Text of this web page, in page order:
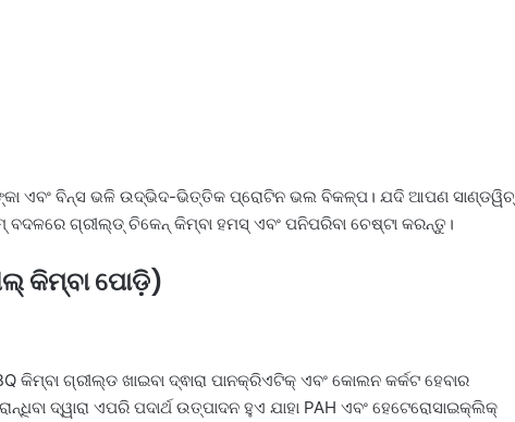
ଏବଂ ବିନ୍ସ ଭଳି ଉଦ୍ଭିଦ-ଭିତ୍ତିକ ପ୍ରୋଟିନ ଭଲ ବିକଳ୍ପ। ଯଦି ଆପଣ ସାଣ୍ଡୱିଚ୍
ବଦଳରେ ଗ୍ରୀଲ୍ଡ୍ ଚିକେନ୍ କିମ୍ବା ହମସ୍ ଏବଂ ପନିପରିବା ଚେଷ୍ଟା କରନ୍ତୁ।
କିମ୍ବା ପୋଡ଼ି)
କିମ୍ବା ଗ୍ରୀଲ୍ଡ ଖାଇବା ଦ୍ଵାରା ପାନକ୍ରିଏଟିକ୍ ଏବଂ କୋଲନ କର୍କଟ ହେବାର
ଦ୍ୱାରା ଏପରି ପଦାର୍ଥ ଉତ୍ପାଦନ ହୁଏ ଯାହା PAH ଏବଂ ହେଟେରୋସାଇକ୍ଲିକ୍